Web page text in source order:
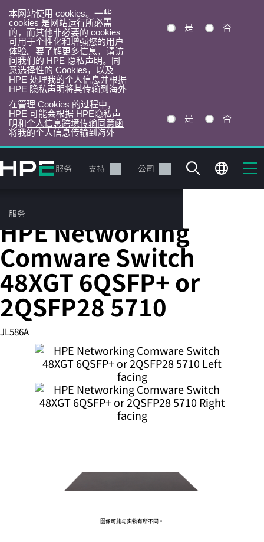
本网站使用 cookies。一些
cookies 是网站运行所必需
的，而其他非必要的 cookies
可用于个性化和增强您的用户
体验。要了解更多信息，请访
问我们的 HPE 隐私声明。同
意选择性的 Cookies，以及
HPE 处理我的个人信息并根据
HPE 隐私声明将其传输到海外
是 否
在管理 Cookies 的过程中，
HPE 可能会根据 HPE隐私声
明和个人信息跨境传输同意函
将我的个人信息传输到海外
是 否
转
到
目
录
产品 服务 支持 公司
服务
您的购物车目前是空的
前往 HPE 商店浏览、配置和订购。
立即购买
固定端口 L3 托管以太网交换机
HPE Networking
Comware Switch
48XGT 6QSFP+ or
2QSFP28 5710
JL586A
图像可能与实物有所不同。